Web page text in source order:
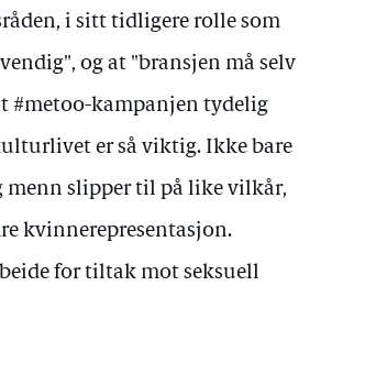
i sitt tidligere rolle som
og at "bransjen må selv
#metoo-kampanjen tydelig
er så viktig. Ikke bare
slipper til på like vilkår,
kvinnerepresentasjon.
for tiltak mot seksuell